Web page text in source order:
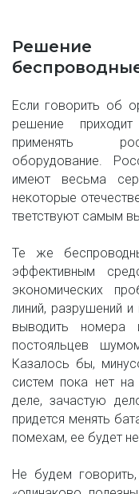
Если говорить об
решение
применять
оборудование.
имеют весьма
некоторые
тветствуют самым
Те же
эффективным
экономических
линий, разрушений
выводить номера
постояльцев
Казалось бы,
систем пока нет
деле, зачастую
придется менять
помехам, ее будет
Не будем